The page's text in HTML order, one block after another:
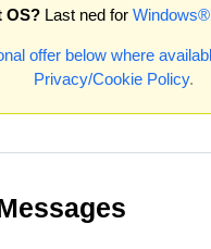
OS? Last ned for Windows®
offer below where
Privacy/Cookie Policy.